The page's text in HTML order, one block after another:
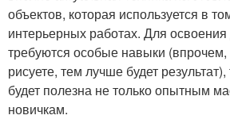
объектов, которая используется в
интерьерных работах. Для
требуются особые навыки
рисуете, тем лучше будет
будет полезна не только опытным
новичкам.